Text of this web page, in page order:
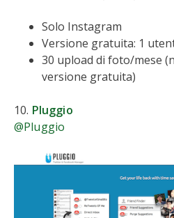
Solo Instagram
Versione gratuita: 1
30 upload di foto/mese
versione gratuita)
10. Pluggio
@Pluggio